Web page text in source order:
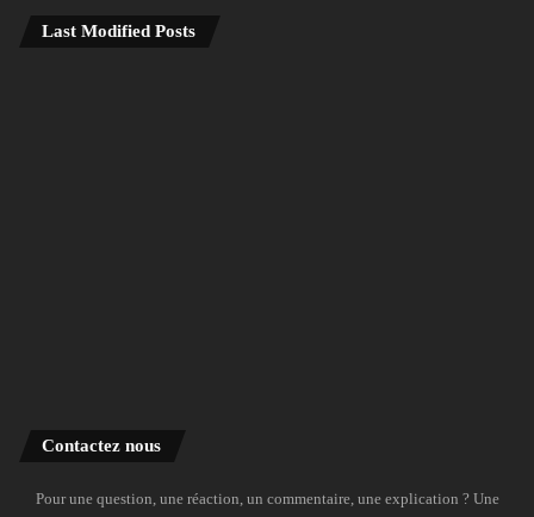
Last Modified Posts
Contactez nous
Pour une question, une réaction, un commentaire, une explication ? Une